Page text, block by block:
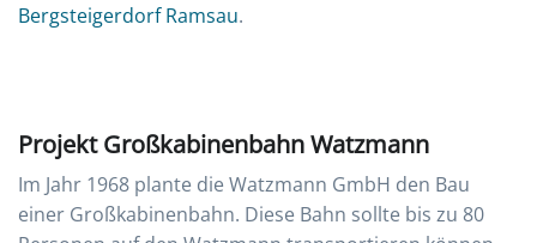
Bergsteigerdorf Ramsau.
Projekt Großkabinenbahn Watzmann
Im Jahr 1968 plante die Watzmann GmbH den Bau
einer Großkabinenbahn. Diese Bahn sollte bis zu 80